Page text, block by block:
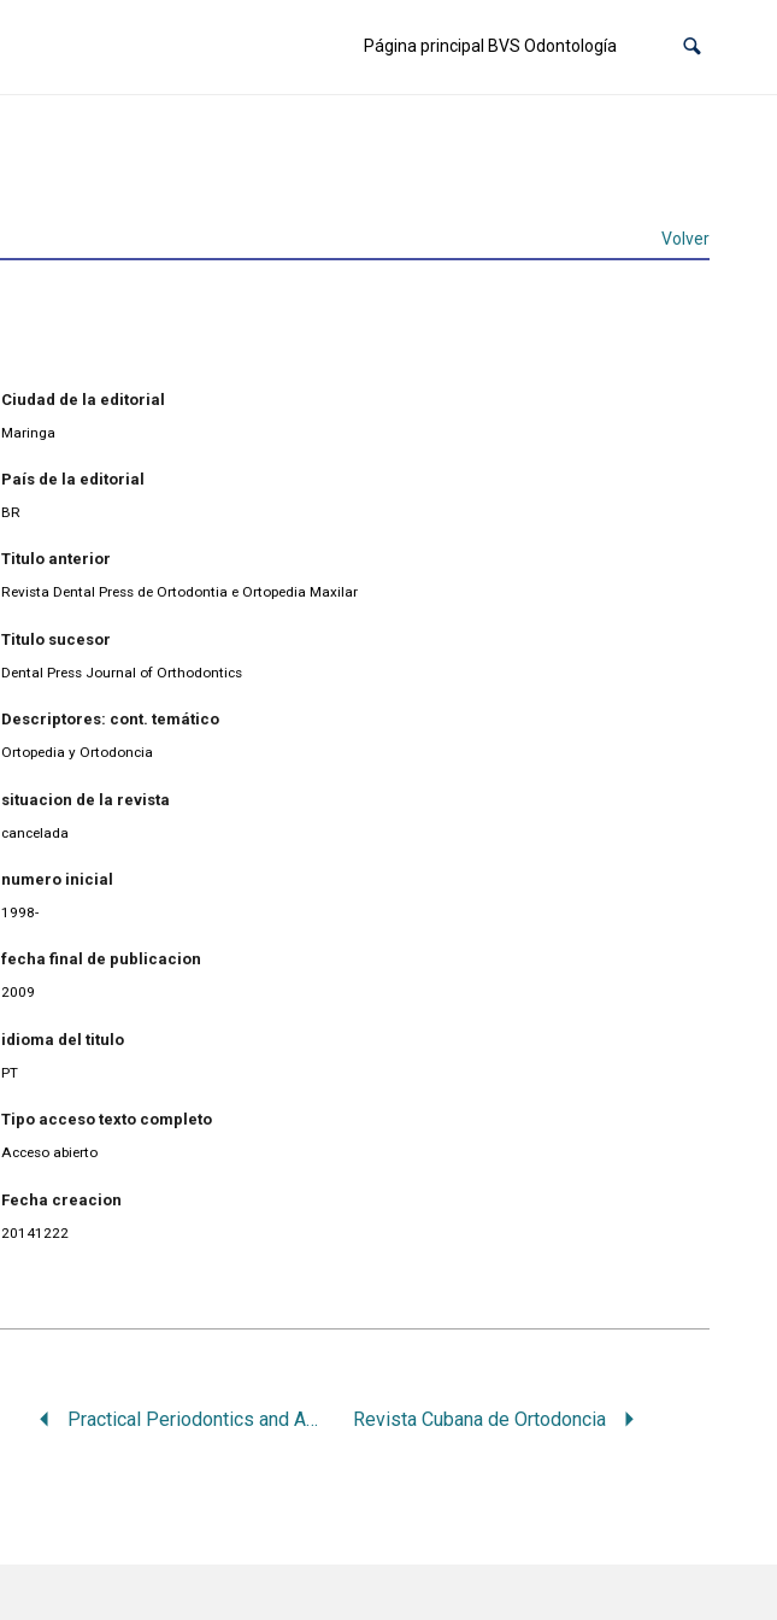
Página principal BVS Odontología
Volver
Ciudad de la editorial
Maringa
País de la editorial
BR
Titulo anterior
Revista Dental Press de Ortodontia e Ortopedia Maxilar
Titulo sucesor
Dental Press Journal of Orthodontics
Descriptores: cont. temático
Ortopedia y Ortodoncia
situacion de la revista
cancelada
numero inicial
1998-
fecha final de publicacion
2009
idioma del titulo
PT
Tipo acceso texto completo
Acceso abierto
Fecha creacion
20141222
Practical Periodontics and Aesthetic Dentistry Revista Cubana de Ortodoncia